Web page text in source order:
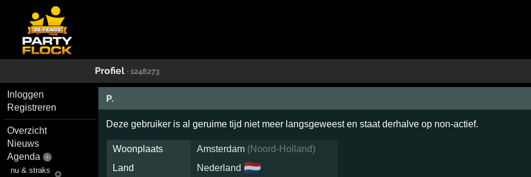
Profiel · 1248273
Inloggen
Registreren
Overzicht
Nieuws
Agenda
nu & straks
P.
Deze gebruiker is al geruime tijd niet meer langsgeweest en staat derhalve op non-actief.
Woonplaats Amsterdam (Noord-Holland)
Land
Nederland 🇳🇱